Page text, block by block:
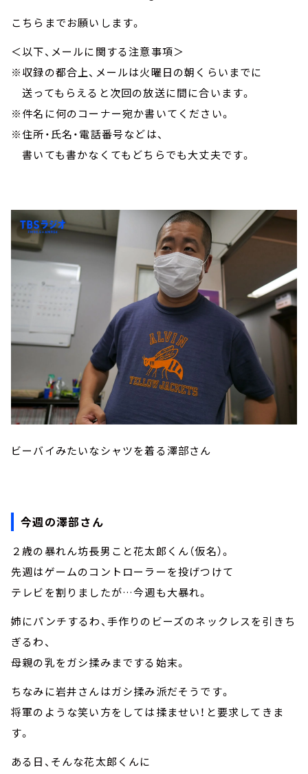
こちらまでお願いします。
＜以下、メールに関する注意事項＞
※収録の都合上、メールは火曜日の朝くらいまでに
送ってもらえると次回の放送に間に合います。
※件名に何のコーナー宛か書いてください。
※住所・氏名・電話番号などは、
書いても書かなくてもどちらでも大丈夫です。
ビーバイみたいなシャツを着る澤部さん
今週の澤部さん
２歳の暴れん坊長男こと花太郎くん（仮名）。
先週はゲームのコントローラーを投げつけて
テレビを割りましたが…今週も大暴れ。
姉にパンチするわ、手作りのビーズのネックレスを引きち
ぎるわ、
母親の乳をガシ揉みまでする始末。
ちなみに岩井さんはガシ揉み派だそうです。
将軍のような笑い方をしては揉ませい！と要求してきま
す。
ある日、そんな花太郎くんに